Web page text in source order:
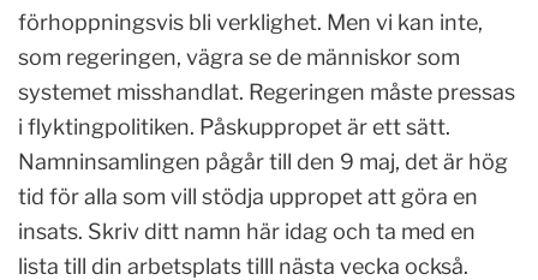
förhoppningsvis bli verklighet. Men vi kan inte,
som regeringen, vägra se de människor som
systemet misshandlat. Regeringen måste pressas
i flyktingpolitiken. Påskuppropet är ett sätt.
Namninsamlingen pågår till den 9 maj, det är hög
tid för alla som vill stödja uppropet att göra en
insats. Skriv ditt namn här idag och ta med en
lista till din arbetsplats tilll nästa vecka också.